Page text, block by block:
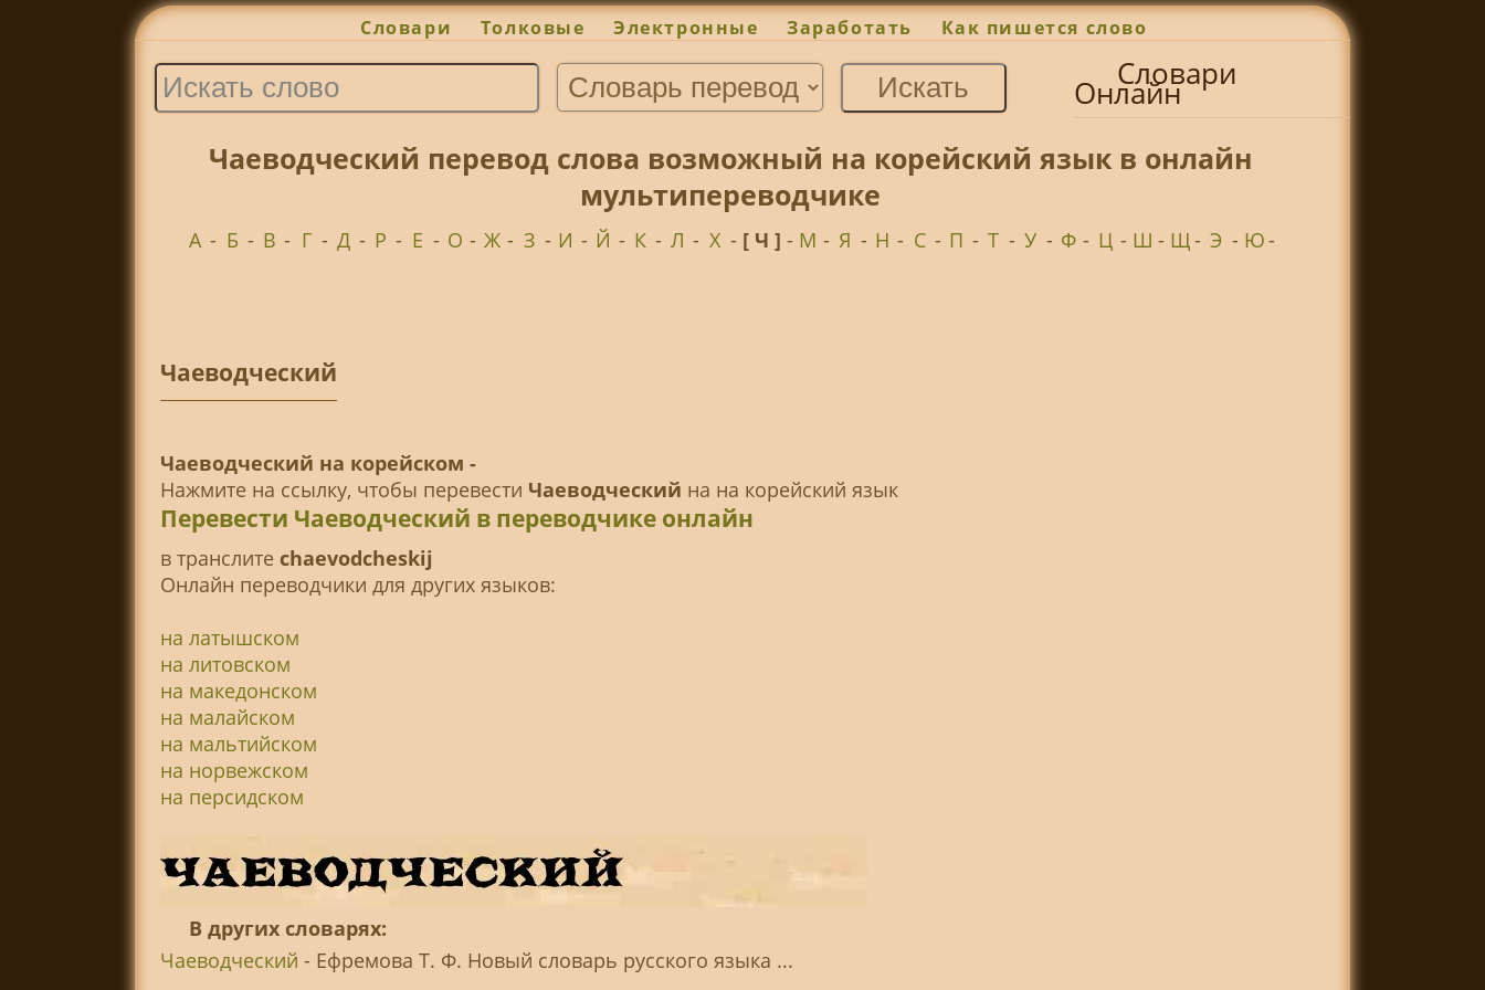
Словари Толковые Электронные Заработать Как пишется слово
Словари
Онлайн
Чаеводческий перевод слова возможный на корейский язык в онлайн
мультипереводчике
А - Б - В - Г - Д - Р - Е - О - Ж - З - И - Й - К - Л - Х - [ Ч ] - М - Я - Н - С - П - Т - У - Ф - Ц - Ш - Щ- Э - Ю-
Чаеводческий
Чаеводческий на корейском -
Нажмите на ссылку, чтобы перевести Чаеводческий на на корейский язык
Перевести Чаеводческий в переводчике онлайн
в транслитe chaevodcheskij
Онлайн переводчики для других языков:
на латышском
на литовском
на македонском
на малайском
на мальтийском
на норвежском
на персидском
В других словарях:
Чаеводческий - Ефремова Т. Ф. Новый словарь русского языка ...